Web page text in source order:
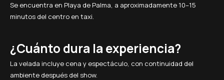
Se encuentra en Playa de Palma, a aproximadamente 10–15
minutos del centro en taxi.
¿Cuánto dura la experiencia?
La velada incluye cena y espectáculo, con continuidad del
ambiente después del show.